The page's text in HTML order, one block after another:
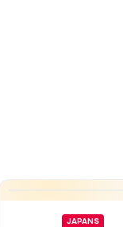
JAPANS